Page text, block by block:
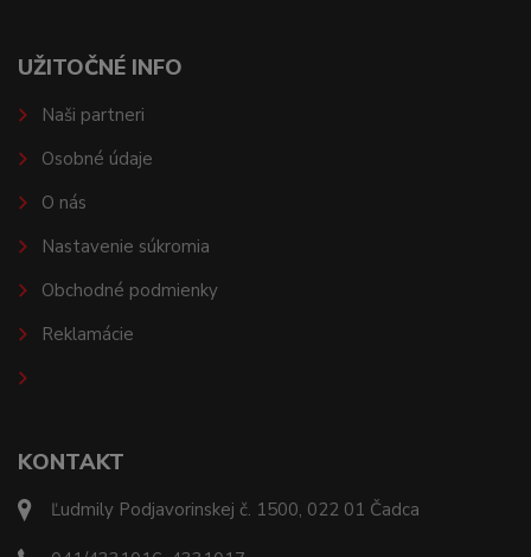
KONTAKT
Ľudmily Podjavorinskej č. 1500, 022 01 Čadca
UŽITOČNÉ INFO
Naši partneri
Osobné údaje
O nás
Nastavenie súkromia
Obchodné podmienky
Reklamácie